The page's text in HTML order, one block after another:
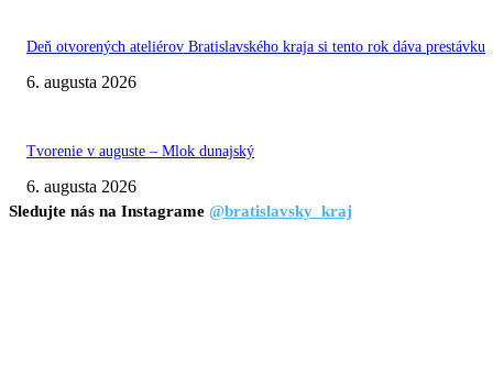
Deň otvorených ateliérov Bratislavského kraja si tento rok dáva prestávku
6. augusta 2026
Tvorenie v auguste – Mlok dunajský
6. augusta 2026
Sledujte nás na Instagrame @bratislavsky_kraj